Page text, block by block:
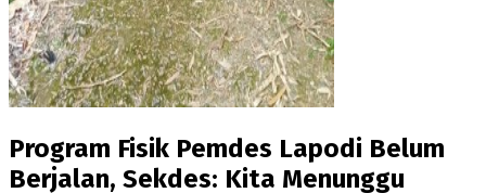
Program Fisik Pemdes Lapodi Belum
Berjalan, Sekdes: Kita Menunggu